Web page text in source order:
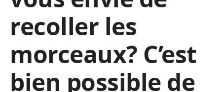
recoller les
morceaux? C’est
bien possible de